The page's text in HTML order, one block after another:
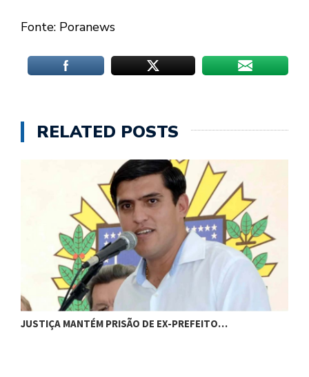
Fonte: Poranews
RELATED POSTS
JUSTIÇA MANTÉM PRISÃO DE EX-PREFEITO…